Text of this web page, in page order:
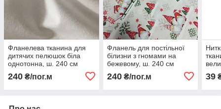
Фланелева тканина для
дитячих пелюшок біла
однотонна, ш. 240 см
240 ₴/пог.м
Фланель для постільної
білизни з гномами на
бежевому, ш. 240 см
240₴/пог.м 39